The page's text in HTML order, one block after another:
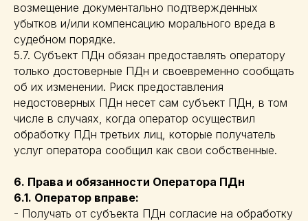
возмещение документально подтвержденных
убытков и/или компенсацию морального вреда в
судебном порядке.
5.7. Субъект ПДн обязан предоставлять оператору
только достоверные ПДн и своевременно сообщать
об их изменении. Риск предоставления
недостоверных ПДн несет сам субъект ПДн, в том
числе в случаях, когда оператор осуществил
обработку ПДн третьих лиц, которые получатель
услуг оператора сообщил как свои собственные.
6. Права и обязанности Оператора ПДн
6.1. Оператор вправе:
- Получать от субъекта ПДн согласие на обработку